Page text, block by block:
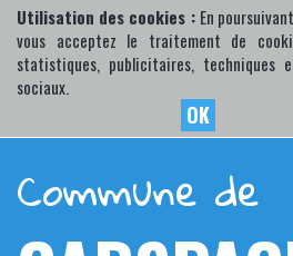
Utilisation des cookies : En
vous acceptez le traitement de
statistiques, publicitaires, techniques
sociaux.
OK
Commune de